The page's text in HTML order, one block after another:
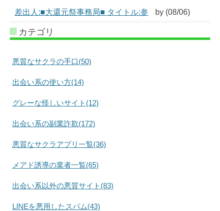
差出人:■大還元祭事務局■ タイトル:参
by (08/06)
カテゴリ
悪質なサクラの手口(50)
出会い系の使い方(14)
グレーな怪しいサイト(12)
出会い系の副業詐欺(172)
悪質なサクラアプリ一覧(36)
メアド誘導の業者一覧(65)
出会い系以外の悪質サイト(83)
LINEを悪用したスパム(43)